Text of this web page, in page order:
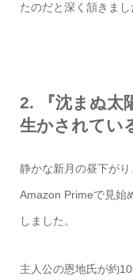
たのだと深く頷きまし
2. 『沈まぬ太
生かされてい
静かな新月の昼下が
Amazon Primeで見始
しました。
主人公の恩地氏が約